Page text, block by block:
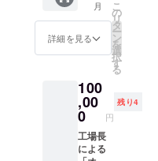
作りた
い方
に、ノ
ます ・
人数は
最大40
名ま
で。も
ちろん1
や、調
理器具
や食器
などの
千点を
販売し
ている
店内か
ら、お
好きな
月
詳細を見る
こ
の
リ
タ
ー
ン
を
選
択
す
る
100
,00
0 円
残り4
工場長
による